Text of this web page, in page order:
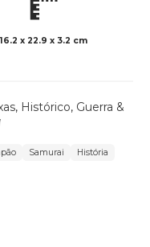
16.2 x 22.9 x 3.2 cm
, Histórico, Guerra &
Samurai
História